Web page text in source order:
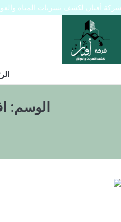
شركة أفنان لكشف تسربات المياه والعوازل
الوسم: